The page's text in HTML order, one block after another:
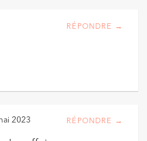
RÉPONDRE →
2023 RÉPONDRE →